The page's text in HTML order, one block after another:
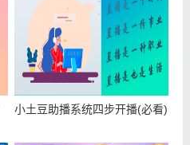
小土豆助播系统四步开播(必看)